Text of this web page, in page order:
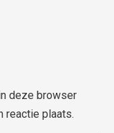
deze browser
reactie plaats.